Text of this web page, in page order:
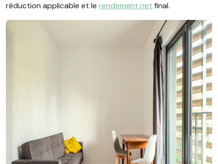
réduction applicable et le rendement net final.